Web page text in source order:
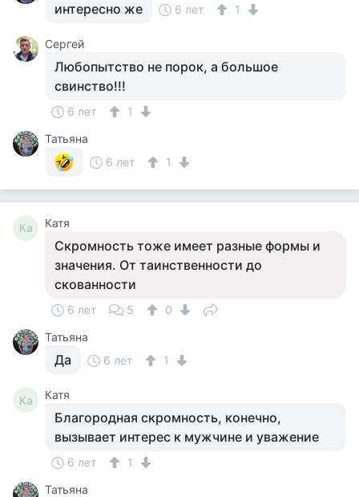
интересно же 6 лет 1
Сергей
Любопытство не порок, а большое
свинство!!!
6 лет
1
Татьяна
6 лет
1
Ка Катя
Скромность тоже имеет разные формы и
значения. От таинственности до
скованности
6 лет 5
0
Татьяна
Да 6 лет 1
Ка Катя
Благородная скромность, конечно,
вызывает интерес к мужчине и уважение
6 лет
1
Татьяна